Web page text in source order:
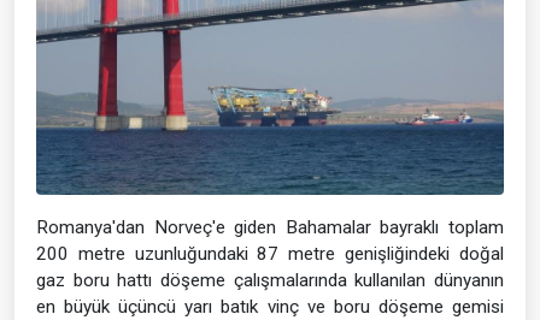
Romanya'dan Norveç'e giden Bahamalar bayraklı toplam
200 metre uzunluğundaki 87 metre genişliğindeki doğal
gaz boru hattı döşeme çalışmalarında kullanılan dünyanın
en büyük üçüncü yarı batık vinç ve boru döşeme gemisi